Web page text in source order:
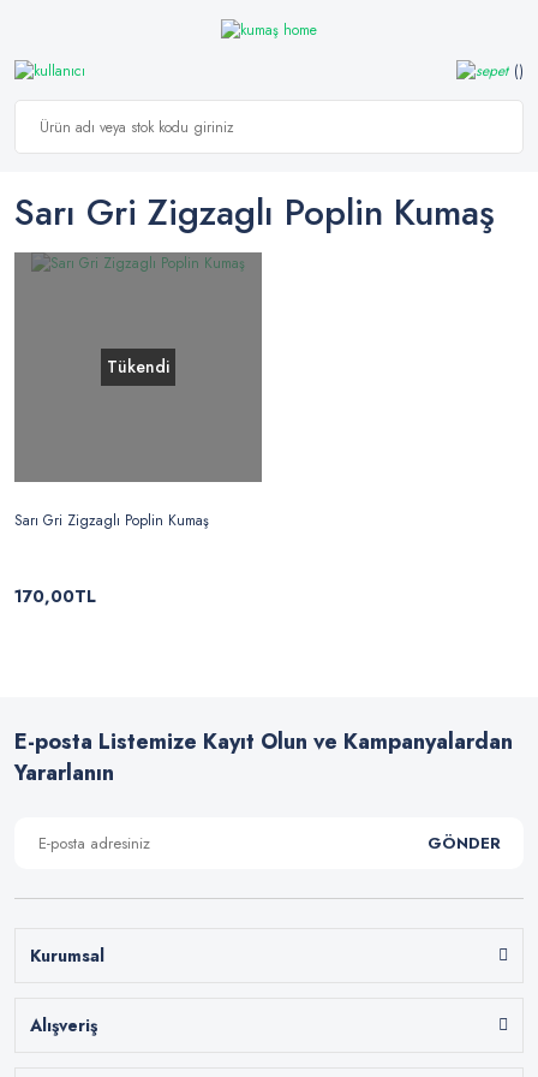
Sarı Gri Zigzaglı Poplin Kumaş
Tükendi
Sarı Gri Zigzaglı Poplin Kumaş
170,00TL
E-posta Listemize Kayıt Olun ve Kampanyalardan
Yararlanın
GÖNDER
Kurumsal
Alışveriş